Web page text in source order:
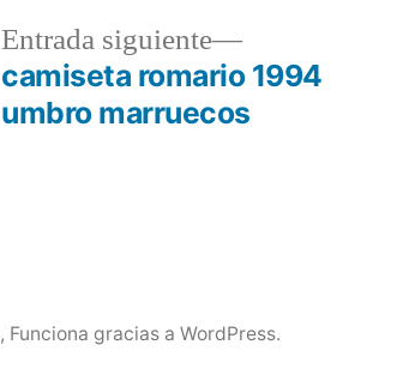
Entrada siguiente
Entrada
siguiente:
camiseta romario 1994
umbro marruecos
, Funciona gracias a WordPress.